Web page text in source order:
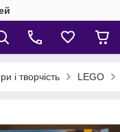
і творчість LEGO